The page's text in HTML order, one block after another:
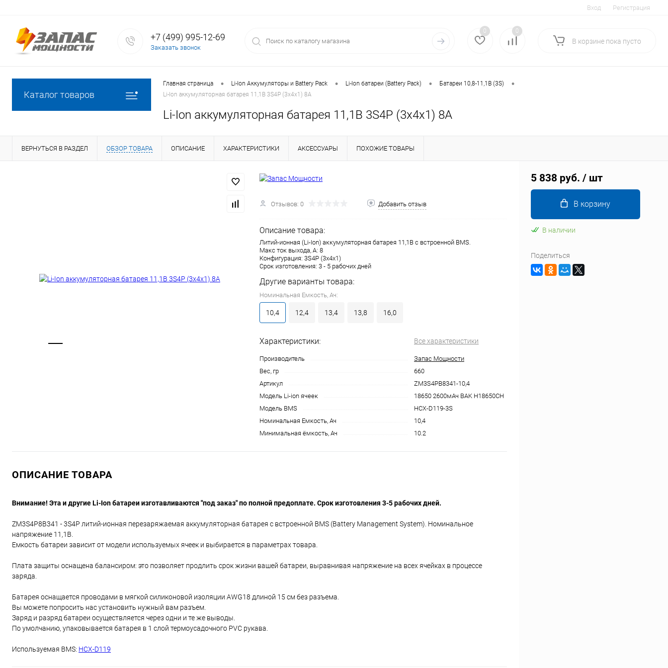
Вход Регистрация
+7 (499) 995-12-69
Заказать звонок
0 0
В корзине пока пусто
Каталог товаров
Главная страница • Li-Ion Аккумуляторы и Battery Pack • Li-Ion батареи (Battery Pack) • Батареи 10,8-11,1В (3S) •
Li-Ion аккумуляторная батарея 11,1В 3S4P (3x4x1) 8A
Li-Ion аккумуляторная батарея 11,1В 3S4P (3x4x1) 8A
ВЕРНУТЬСЯ В РАЗДЕЛ ОБЗОР ТОВАРА ОПИСАНИЕ ХАРАКТЕРИСТИКИ АКСЕССУАРЫ ПОХОЖИЕ ТОВАРЫ
Отзывов: 0 Добавить отзыв
Описание товара:
Литий-ионная (Li-Ion) аккумуляторная батарея 11,1В с встроенной BMS.
Макс ток выхода, А: 8
Конфигурация: 3S4P (3x4x1)
Срок изготовления: 3 - 5 рабочих дней
Другие варианты товара:
Номинальная Емкость, Ач:
10,4 12,4 13,4 13,8 16,0
Характеристики: Все характеристики
Производитель
Запас Мощности
Вес, гр
660
Артикул
ZM3S4PB8341-10,4
Модель Li-ion ячеек
18650 2600мАч BAK H18650CH
Модель BMS
HCX-D119-3S
Номинальная Емкость, Ач
10,4
Минимальная ёмкость, Ач
10.2
ОПИСАНИЕ ТОВАРА
Внимание! Эта и другие Li-Ion батареи изготавливаются "под заказ" по полной предоплате. Срок изготовления 3-5 рабочих дней.
ZM3S4P8B341 - 3S4P литий-ионная перезаряжаемая аккумуляторная батарея с встроенной BMS (Battery Management System). Номинальное
напряжение 11,1В.
Емкость батареи зависит от модели используемых ячеек и выбирается в параметрах товара.
Плата защиты оснащена балансиром: это позволяет продлить срок жизни вашей батареи, выравнивая напряжение на всех ячейках в процессе
заряда.
Батарея оснащается проводами в мягкой силиконовой изоляции AWG18 длиной 15 см без разъема.
Вы можете попросить нас установить нужный вам разъем.
Заряд и разряд батареи осуществляется через одни и те же выводы.
По умолчанию, упаковывается батарея в 1 слой термоусадочного PVC рукава.
Используемая BMS: HCX-D119
5 838 руб. / шт
В корзину
В наличии
Поделиться